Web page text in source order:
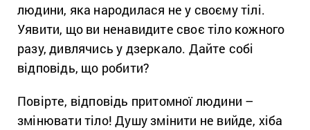
людини, яка народилася не у своєму тілі.
Уявити, що ви ненавидите своє тіло кожного
разу, дивлячись у дзеркало. Дайте собі
відповідь, що робити?
Повірте, відповідь притомної людини –
змінювати тіло! Душу змінити не вийде, хіба